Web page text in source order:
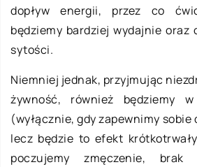
dopływ energii, przez co
będziemy bardziej wydajnie oraz
sytości.
Niemniej jednak, przyjmując
żywność, również będziemy
(wyłącznie, gdy zapewnimy
lecz będzie to efekt
poczujemy zmęczenie,